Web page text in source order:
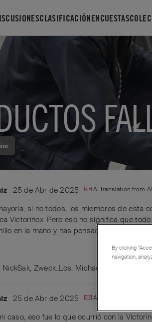
CLASIFICACIÓNENCUESTAS
25 de Abr de 2025 AI translation from
si no todos, los miembros de esta
Victorinox. Pero eso no significa que
en la mano y has pensado «¡vaya, esto
NickSak, Zweck_Los, MichaelRothenpieler
25 de Abr de 2025 AI translation from
caso, eso fue lo que ocurrió con la
By clicking
navigation,